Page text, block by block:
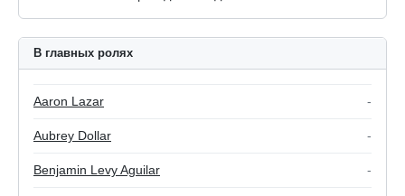
В главных ролях
Aaron Lazar -
Aubrey Dollar -
Benjamin Levy Aguilar -